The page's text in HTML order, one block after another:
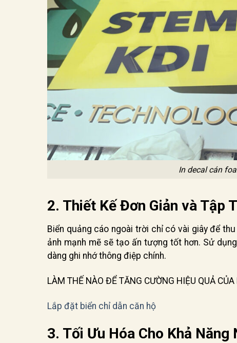
In decal cán
2. Thiết Kế Đơn Giản và Tập
Biển quảng cáo ngoài trời chỉ có vài giây để
ảnh mạnh mẽ sẽ tạo ấn tượng tốt hơn. Sử
dàng ghi nhớ thông điệp chính.
LÀM THẾ NÀO ĐỂ TĂNG CƯỜNG HIỆU QUẢ
Lắp đặt biển chỉ dẫn căn hộ
3. Tối Ưu Hóa Cho Khả Năng